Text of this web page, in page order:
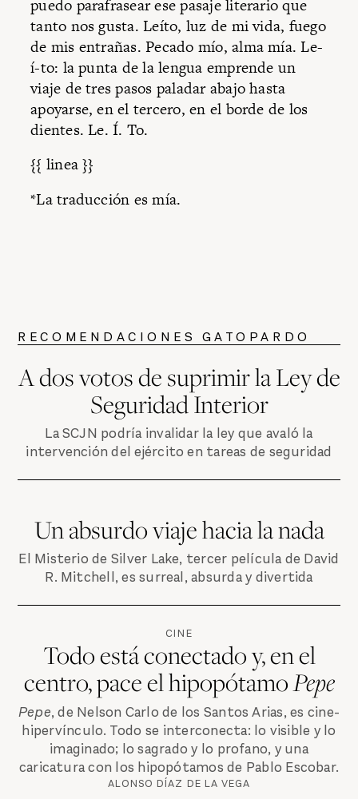
puedo parafrasear ese pasaje literario que
tanto nos gusta. Leíto, luz de mi vida, fuego
de mis entrañas. Pecado mío, alma mía. Le-
í-to: la punta de la lengua emprende un
viaje de tres pasos paladar abajo hasta
apoyarse, en el tercero, en el borde de los
dientes. Le. Í. To.
{{ linea }}
*La traducción es mía.
RECOMENDACIONES GATOPARDO
A dos votos de suprimir la Ley de
Seguridad Interior
La SCJN podría invalidar la ley que avaló la
intervención del ejército en tareas de seguridad
Un absurdo viaje hacia la nada
El Misterio de Silver Lake, tercer película de David
R. Mitchell, es surreal, absurda y divertida
CINE
Todo está conectado y, en el
centro, pace el hipopótamoPepe
Pepe, de Nelson Carlo de los Santos Arias, es cine-
hipervínculo. Todo se interconecta: lo visible y lo
imaginado; lo sagrado y lo profano, y una
caricatura con los hipopótamos de Pablo Escobar.
ALONSO DÍAZ DE LA VEGA